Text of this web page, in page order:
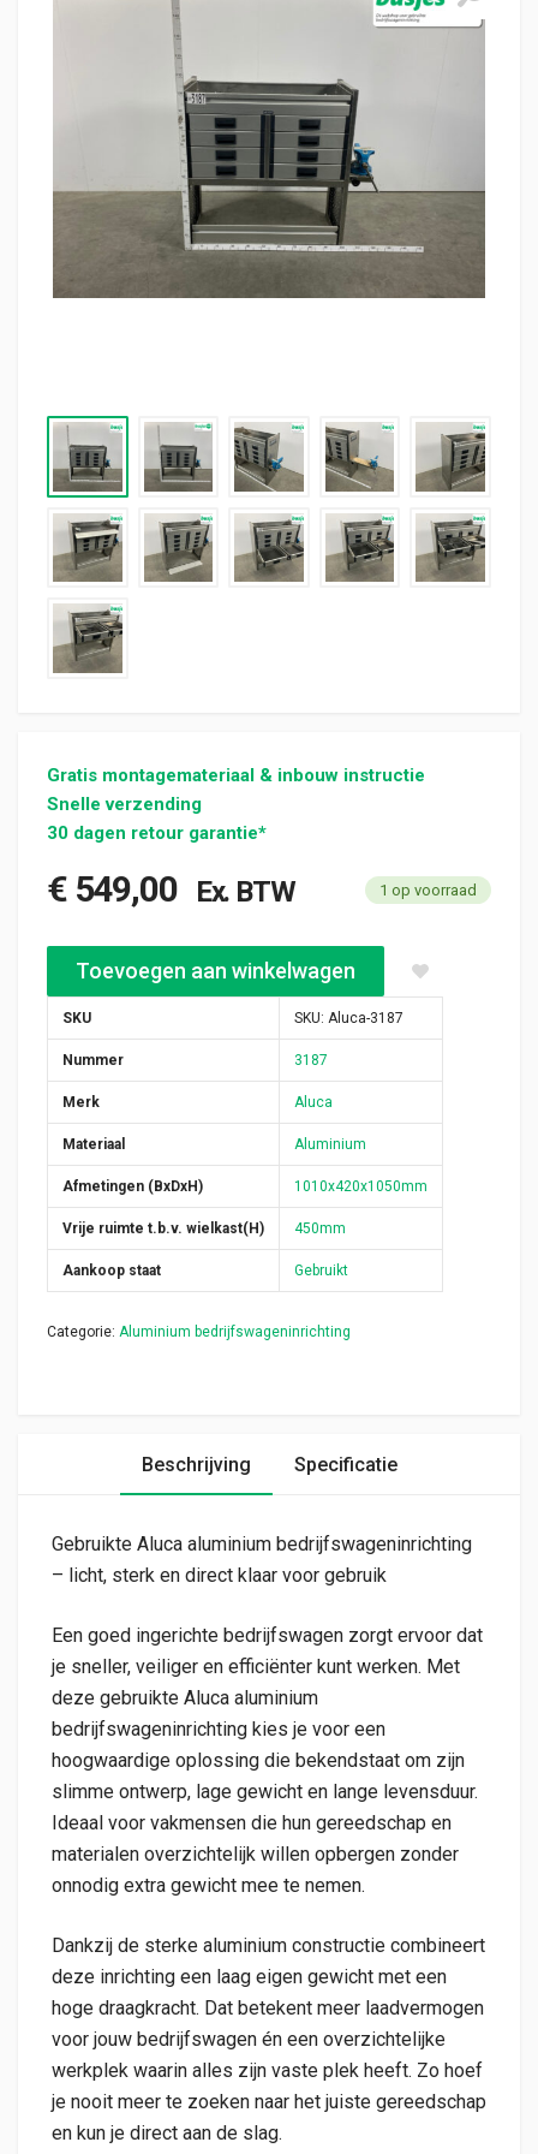
Gratis montagemateriaal & inbouw instructie
Snelle verzending
30 dagen retour garantie*
€549,00 Ex. BTW 1 op voorraad
Aluca bedrijfswageninrichting 1010x420x1050mm (3187)
Toevoegen aan winkelwagen
SKU SKU: Aluca-3187
Nummer 3187
Merk Aluca
Materiaal Aluminium
Afmetingen (BxDxH) 1010x420x1050mm
Vrije ruimte t.b.v. wielkast(H) 450mm
Aankoop staat Gebruikt
Categorie: Aluminium bedrijfswageninrichting
Beschrijving Specificatie
Gebruikte Aluca aluminium bedrijfswageninrichting
– licht, sterk en direct klaar voor gebruik
Een goed ingerichte bedrijfswagen zorgt ervoor dat
je sneller, veiliger en efficiënter kunt werken. Met
deze gebruikte Aluca aluminium
bedrijfswageninrichting kies je voor een
hoogwaardige oplossing die bekendstaat om zijn
slimme ontwerp, lage gewicht en lange levensduur.
Ideaal voor vakmensen die hun gereedschap en
materialen overzichtelijk willen opbergen zonder
onnodig extra gewicht mee te nemen.
Dankzij de sterke aluminium constructie combineert
deze inrichting een laag eigen gewicht met een
hoge draagkracht. Dat betekent meer laadvermogen
voor jouw bedrijfswagen én een overzichtelijke
werkplek waarin alles zijn vaste plek heeft. Zo hoef
je nooit meer te zoeken naar het juiste gereedschap
en kun je direct aan de slag.